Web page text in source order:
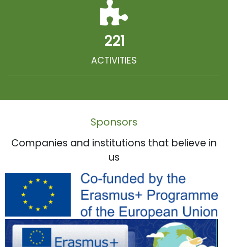
221
ACTIVITIES
Sponsors
Companies and institutions that believe in
us